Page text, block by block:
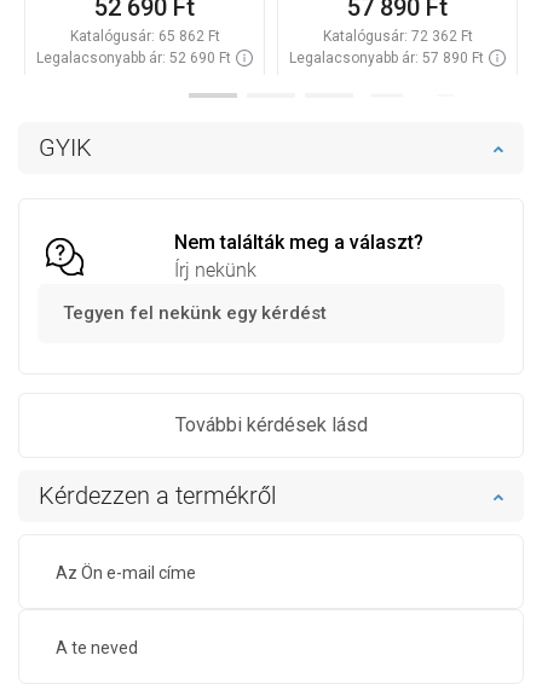
GYIK
Nem találták meg a választ?
Írj nekünk
Tegyen fel nekünk egy kérdést
További kérdések lásd
Kérdezzen a termékről
52 690 Ft
Katalógusár: 65 862 Ft
Legalacsonyabb ár: 52 690 Ft
57 890 Ft
Katalógusár: 72 362 Ft
Legalacsonyabb ár: 57 890 Ft